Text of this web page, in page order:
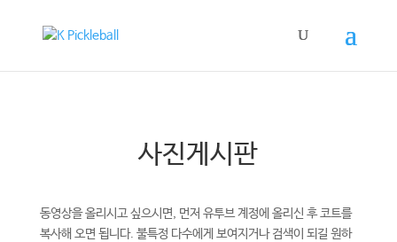
사진게시판
동영상을 올리시고 싶으시면, 먼저 유투브 계정에 올리신 후 코트를
복사해 오면 됩니다. 불특정 다수에게 보여지거나 검색이 되길 원하